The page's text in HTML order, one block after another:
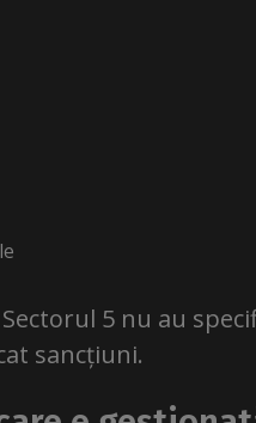
5 nu au
sancțiuni.